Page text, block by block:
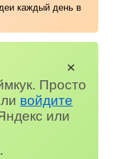
каждый день в
Просто
войдите
или
✕